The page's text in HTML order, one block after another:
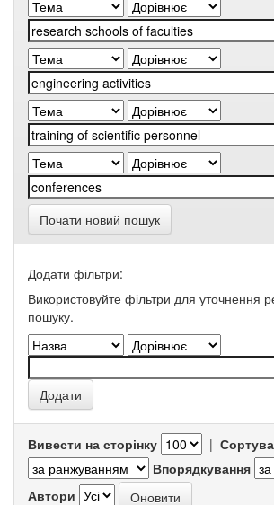
Почати новий пошук
Додати фільтри:
Використовуйте фільтри для уточнення
пошуку.
Вивести на сторінку |
Впорядкування
Автори